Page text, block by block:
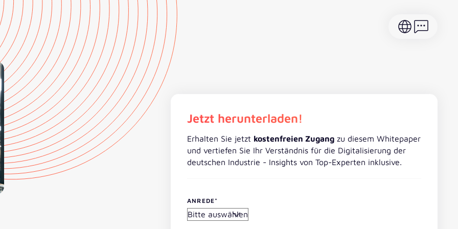
Jetzt herunterladen!
Erhalten Sie jetzt kostenfreien Zugang zu diesem Whitepaper
und vertiefen Sie Ihr Verständnis für die Digitalisierung der
deutschen Industrie - Insights von Top-Experten inklusive.
ANREDE*